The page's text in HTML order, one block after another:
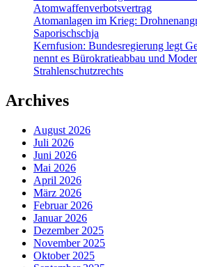
Atomwaffenverbotsvertrag
Atomanlagen im Krieg:
Saporischschja
Kernfusion: Bundesregierung legt
nennt es Bürokratieabbau und
Strahlenschutzrechts
Archives
August 2026
Juli 2026
Juni 2026
Mai 2026
April 2026
März 2026
Februar 2026
Januar 2026
Dezember 2025
November 2025
Oktober 2025